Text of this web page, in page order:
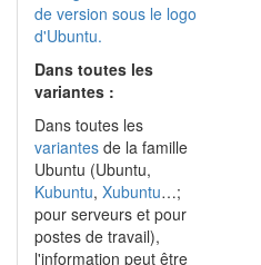
Dans toutes les
variantes :
Dans toutes les
variantes de la famille
Ubuntu (Ubuntu,
Kubuntu, Xubuntu…;
pour serveurs et pour
postes de travail),
l'information peut être